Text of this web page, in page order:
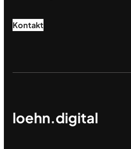
Kontakt
loehn.digital